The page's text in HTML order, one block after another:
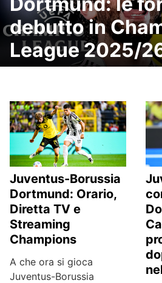
debutto in
League 2025/
Juventus-Borussia
Dortmund: Orario,
Diretta TV e
Streaming
Champions
A che ora si gioca
Juventus-Borussia